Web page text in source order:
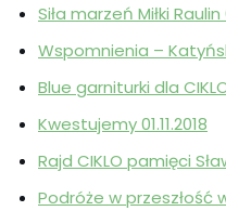
Siła marzeń Miłki Raulin
Wspomnienia –
Blue garniturki dla CIKLO
Kwestujemy 01.11.2018
Rajd CIKLO pamięci
Podróże w przeszłość w